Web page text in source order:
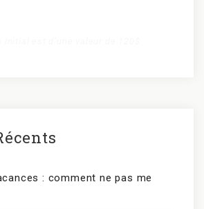
: comment ne pas me